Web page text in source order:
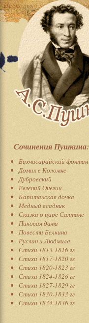
Сочинения Пушкина:
Бахчисарайский фонтан
Домик в Коломне
Дубровский
Евгений Онегин
Капитанская дочка
Медный всадник
Сказка о царе Салтане
Пиковая дама
Повести Белкина
Руслан и Людмила
Стихи 1813-1816 гг
Стихи 1817-1820 гг
Стихи 1820-1823 гг
Стихи 1824-1826 гг
Стихи 1827-1829 гг
Стихи 1830-1833 гг
Стихи 1834-1836 гг